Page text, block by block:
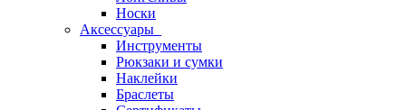
Носки
Аксессуары
Инструменты
Рюкзаки и сумки
Наклейки
Браслеты